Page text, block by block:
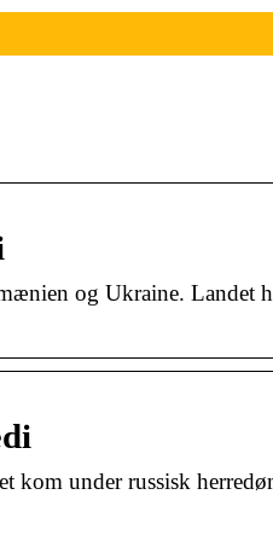
og Ukraine. Landet
kom under russisk